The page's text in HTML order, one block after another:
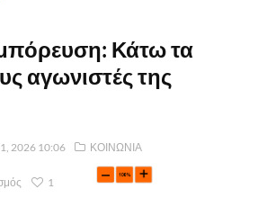
Κάτω τα
αγωνιστές της
2026 10:06 ΚΟΙΝΩΝΙΑ
1